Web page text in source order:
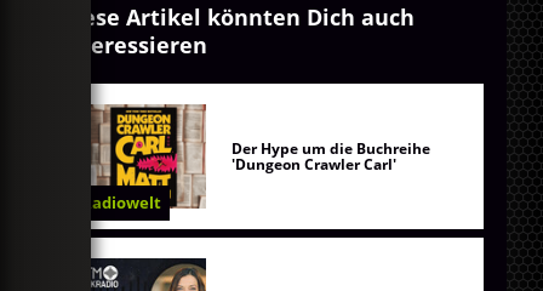
Diese Artikel könnten Dich auch
interessieren
Radiowelt
Der Hype um die Buchreihe
'Dungeon Crawler Carl'